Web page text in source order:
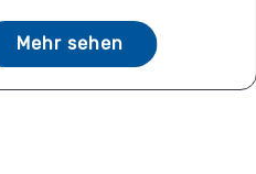
Mehr sehen